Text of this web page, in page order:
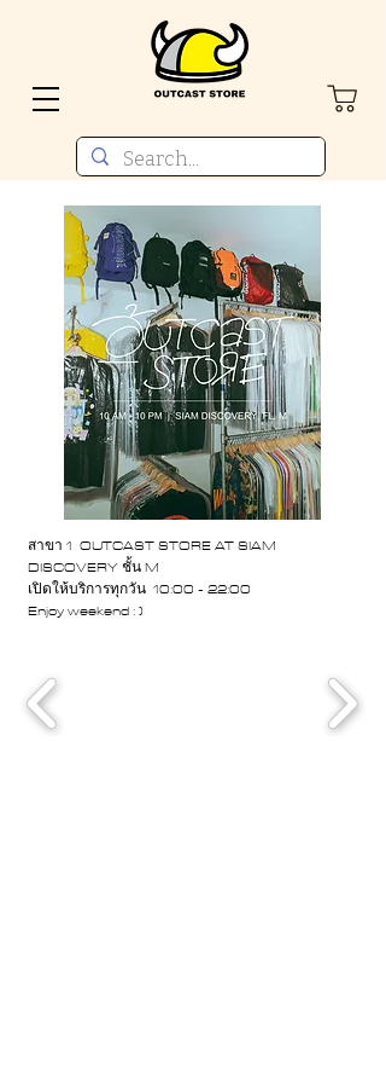
สาขา 1 OUTCAST STORE AT SIAM
DISCOVERY ชั้น M
เปิดให้บริการทุกวัน 10:00 - 22:00
Enjoy weekend : )